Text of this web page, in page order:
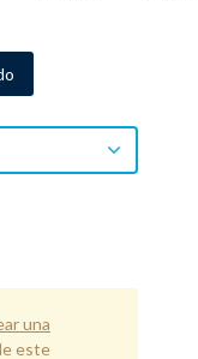
una
este